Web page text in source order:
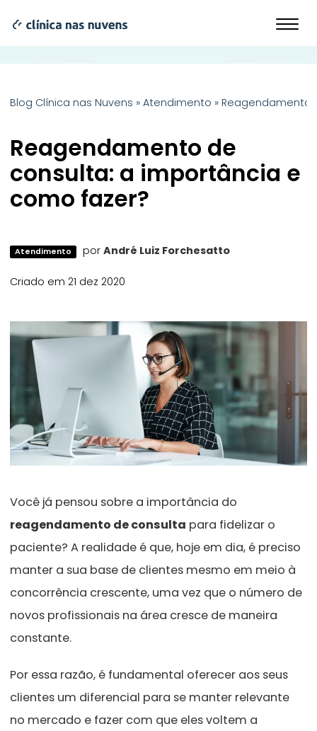
Blog Clínica nas Nuvens »Atendimento » Reagendamento
Reagendamento de
consulta: a importância e
como fazer?
Atendimento por André Luiz Forchesatto
Criado em 21 dez 2020
Você já pensou sobre a importância do
reagendamento de consulta para fidelizar o
paciente? A realidade é que, hoje em dia, é preciso
manter a sua base de clientes mesmo em meio à
concorrência crescente, uma vez que o número de
novos profissionais na área cresce de maneira
constante.
Por essa razão, é fundamental oferecer aos seus
clientes um diferencial para se manter relevante
no mercado e fazer com que eles voltem a